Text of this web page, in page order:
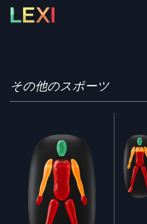
Skip
その他のスポーツ